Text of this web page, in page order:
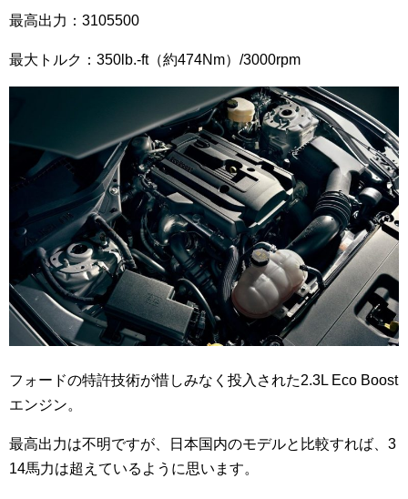
最高出力：3105500
最大トルク：350lb.-ft（約474Nm）/3000rpm
フォードの特許技術が惜しみなく投入された2.3L Eco Boost
エンジン。
最高出力は不明ですが、日本国内のモデルと比較すれば、3
14馬力は超えているように思います。